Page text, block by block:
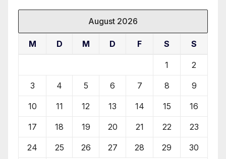
August 2026
M D M D F S S
1 2
3 4 5 6 7 8 9
10 11 12 13 14 15 16
17 18 19 20 21 22 23
24 25 26 27 28 29 30